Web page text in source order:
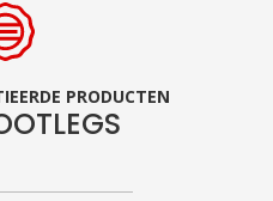
PRODUCTEN